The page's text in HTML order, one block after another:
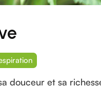
douceur et sa